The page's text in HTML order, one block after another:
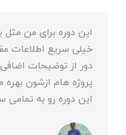
این دوره برای من
خیلی سریع اطلاعات
دور از توضیحات
پروژه هام ازشون بهره
این دوره رو به تمامی